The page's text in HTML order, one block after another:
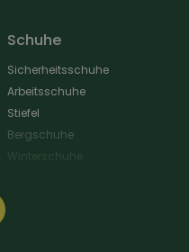
Schuhe
Sicherheitsschuhe
Arbeitsschuhe
Stiefel
Bergschuhe
Winterschuhe